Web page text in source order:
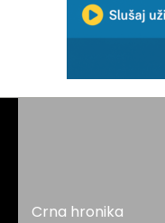
Crna hronika